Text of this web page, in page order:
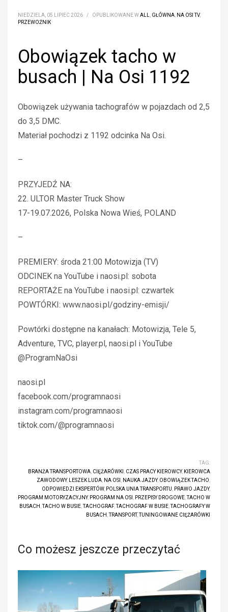
NIEDZIELA, 05 LIPIEC 2026 / OPUBLIKOWANE WALL, GŁÓWNA, NA OSI TV,
PRZEWOŹNIK
Obowiązek tacho w
busach | Na Osi 1192
Obowiązek używania tachografów w pojazdach od 2,5
do 3,5 DMC.
Materiał pochodzi z 1192 odcinka Na Osi.
–
PRZYJEDŹ NA:
22. ULTOR Master Truck Show
17-19.07.2026, Polska Nowa Wieś, POLAND
–
PREMIERY: środa 21:00 Motowizja (TV)
ODCINEK na YouTube i naosi.pl: sobota
REPORTAŻE na YouTube i naosi.pl: czwartek
POWTÓRKI: www.naosi.pl/godziny-emisji/
Powtórki dostępne na kanałach: Motowizja, Tele 5,
Adventure, TVC, player.pl, naosi.pl i YouTube
@ProgramNaOsi
naosi.pl
facebook.com/programnaosi
instagram.com/programnaosi
tiktok.com/@programnaosi
TAG:
BRANŻA TRANSPORTOWA, CIĘŻARÓWKI , CZAS PRACY KIEROWCY, KIEROWCA
ZAWODOWY, LESZEK LUDA, NA OSI , NAUKA JAZDY, OBOWIĄZEK TACHO,
ODPOWIEDZI EKSPERTÓW, POLSKA UNIA TRANSPORTU, PRAWO JAZDY,
PROGRAM MOTORYZACYJNY, PROGRAM NA OSI , PRZEPISY DROGOWE,
TACHO W
BUSACH , TACHO W BUSIE, TACHOGRAF, TACHOGRAF W BUSIE,
TACHOGRAFY W
BUSACH , TRANSPORT , TUNINGOWANE CIĘŻARÓWKI
Co możesz jeszcze przeczytać